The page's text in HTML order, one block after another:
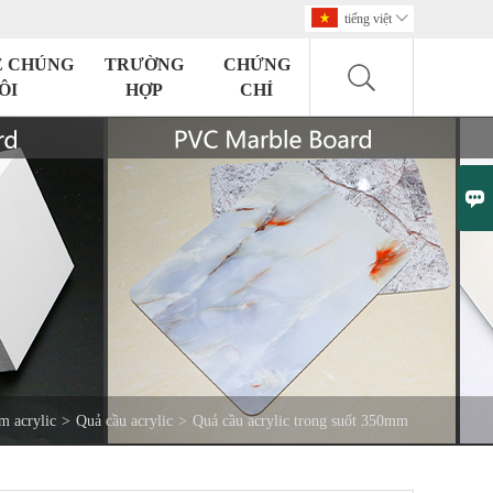

tiếng việt 
CHÚNG
TRƯỜNG
HỢP
CHỨNG
CHỈ
acrylic > Quả cầu acrylic > Quả cầu acrylic trong suốt 350mm